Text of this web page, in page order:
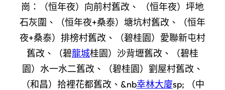
崗：（恒年夜）向前村舊改、 （恒年夜）坪地
石灰圍、（恒年夜+桑泰）塘坑村舊改、（恒年
夜+桑泰）排榜村舊改、（碧桂園）愛聯新屯村
舊改、（碧龍城桂園）沙背壢舊改、（碧桂
園）水一水二舊改、（碧桂園）劉屋村舊改、
（和昌）拾裡花都舊改、&nb幸林大廈sp; （中